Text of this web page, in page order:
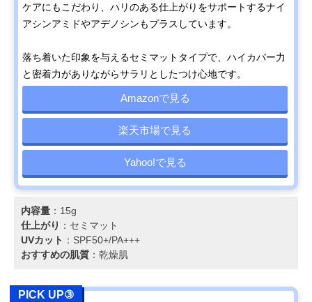
ケアにもこだわり、ハリのある仕上がりをサポートするナイ
アシンアミドやアデノシンもプラスしています。
落ち着いた印象を与えるセミマットタイプで、ハイカバー力
と密着力がありながらサラリとしたつけ心地です。
Amazonで見る
楽天市場で見る
Yahoo!で見る
内容量 ：15g
仕上がり ：セミマット
UVカット ：SPF50+/PA+++
おすすめの肌質 ：乾燥肌
PICK UP③